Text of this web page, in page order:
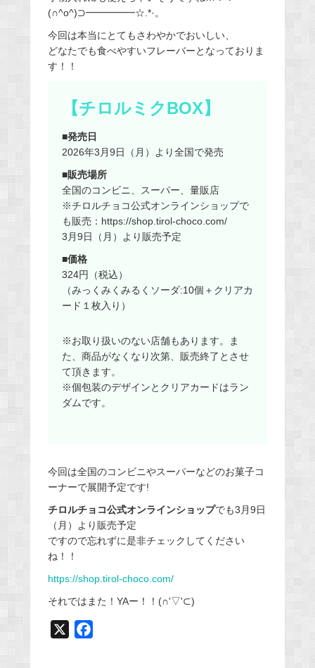
(∩^o^)⊃━━━━━☆.*·。
今回は本当にとてもさわやかでおいしい、
どなたでも食べやすいフレーバーとなっておりま
す！！
【チロルミクBOX】
■発売日
2026年3月9日（月）より全国で発売
■販売場所
全国のコンビニ、スーパー、量販店
※チロルチョコ公式オンラインショップで
も販売：https://shop.tirol-choco.com/
3月9日（月）より販売予定
■価格
324円（税込）
（みっくみくみるくソーダ:10個＋クリアカ
ード１枚入り）
※お取り扱いのない店舗もあります。ま
た、商品がなくなり次第、販売終了とさせ
て頂きます。
※個包装のデザインとクリアカードはラン
ダムです。
今回は全国のコンビニやスーパーなどのお菓子コ
ーナーで展開予定です!
チロルチョコ公式オンラインショップでも3月9日
（月）より販売予定
ですので忘れずに是非チェックしてください
ね！！
https://shop.tirol-choco.com/
それではまた！YAー！！(∩'▽'⊂)